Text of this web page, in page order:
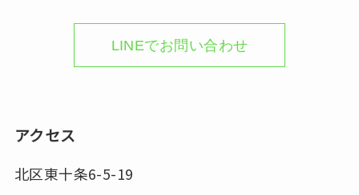
LINEでお問い合わせ
アクセス
北区東十条6-5-19